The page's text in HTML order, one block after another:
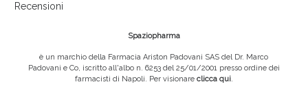
Recensioni
Spaziopharma
è un marchio della Farmacia Ariston Padovani SAS del Dr. Marco
Padovani e Co, iscritto all'albo n. 6253 del 25/01/2001 presso ordine dei
farmacisti di Napoli. Per visionare clicca qui.